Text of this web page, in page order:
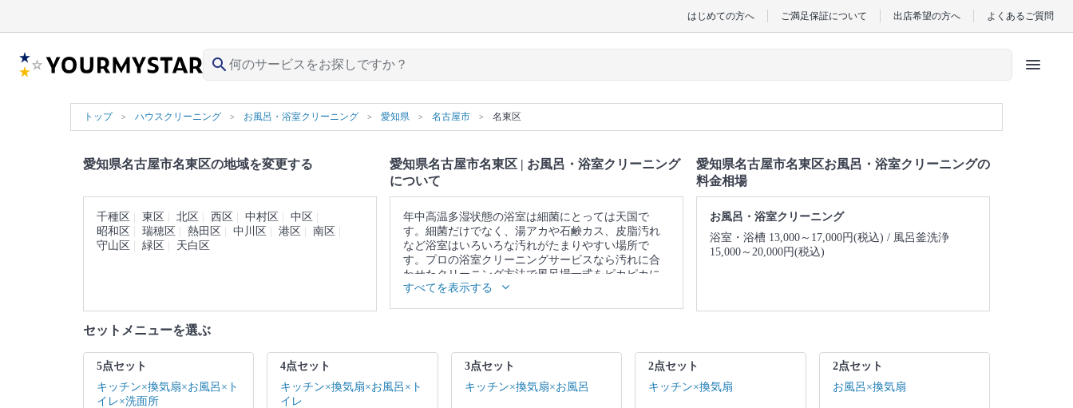
はじめての方へ ご満足保証について 出店希望の方へ よくあるご質問
search menu
トップ ハウスクリーニング お風呂・浴室クリーニング 愛知県 名古屋市 名東区
愛知県名古屋市名東区の地域を変更する
千種区 東区 北区 西区 中村区
中区
昭和区
瑞穂区 熱田区 中川区 港区
南区
守山区
緑区 天白区
愛知県名古屋市名東区 | お風呂・浴室クリーニング
について
年中高温多湿状態の浴室は細菌にとっては天国で
す。細菌だけでなく、湯アカや石鹸カス、皮脂汚れ
など浴室はいろいろな汚れがたまりやすい場所で
す。プロの浴室クリーニングサービスなら汚れに合
わせたクリーニング方法で風呂場一式をピカピカに
仕上げます。
▼表示価格に含まれるお風呂・浴室クリーニングの
扇 / 排水口 / トイレ・洗面台(3点ユニットの場合) / 作
業場所の簡易清掃
口コミ
もご参照ください。
すべてを表示する
愛知県名古屋市名東区お風呂・浴室クリーニングの
料金相場
お風呂・浴室クリーニング
浴室・浴槽 13,000～17,000円(税込)
風呂釜洗浄
15,000～20,000円(税込)
セットメニューを選ぶ
5点セット
キッチン×換気扇×お風呂×ト
イレ×洗面所
4点セット
キッチン×換気扇×お風呂×ト
イレ
3点セット
キッチン×換気扇×お風呂
2点セット
キッチン×換気扇
2点セット
お風呂×換気扇